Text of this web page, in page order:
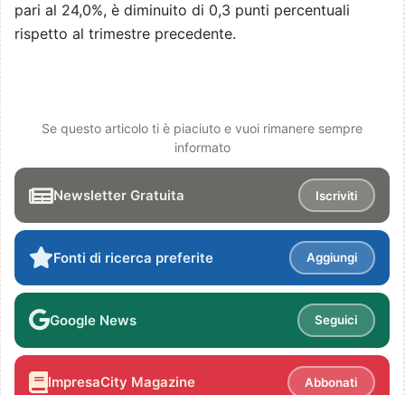
pari al 24,0%, è diminuito di 0,3 punti percentuali
rispetto al trimestre precedente.
Se questo articolo ti è piaciuto e vuoi rimanere sempre
informato
Newsletter Gratuita Iscriviti
Fonti di ricerca preferite Aggiungi
Google News Seguici
ImpresaCity Magazine Abbonati